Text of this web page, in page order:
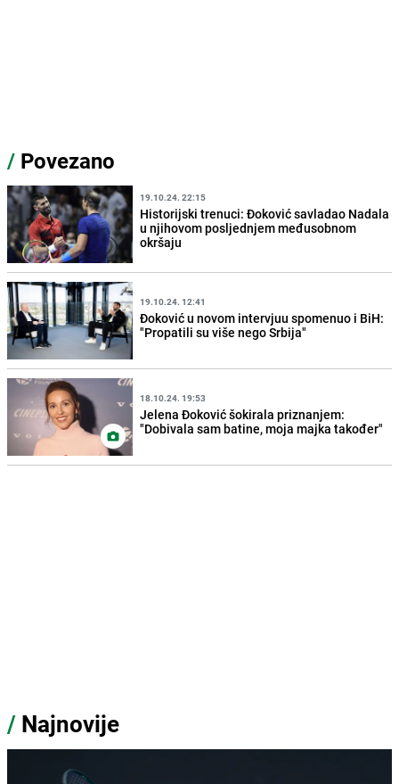
/ Povezano
19.10.24. 22:15
Historijski trenuci: Đoković savladao Nadala
u njihovom posljednjem međusobnom
okršaju
19.10.24. 12:41
Đoković u novom intervjuu spomenuo i BiH:
"Propatili su više nego Srbija"
18.10.24. 19:53
Jelena Đoković šokirala priznanjem:
"Dobivala sam batine, moja majka također"
/ Najnovije